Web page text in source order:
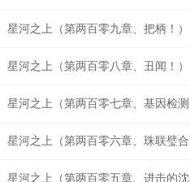
星河之上（第两百零九章、把柄！）
星河之上（第两百零八章、丑闻！）
星河之上（第两百零七章、基因检测
星河之上（第两百零六章、珠联璧合
星河之上（第两百零五章、进击的沈